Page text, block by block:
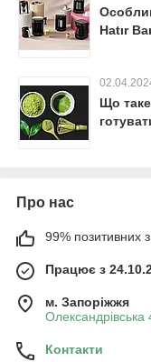
Hatır
Що
Про нас
99% позитивних з
Працює з
м. Запоріжжя
Олександрівська
Контакти